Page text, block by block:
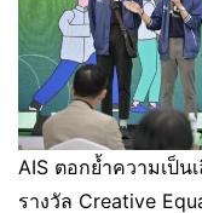
AIS ตอกย้ำความเป็
รางวัล Creative